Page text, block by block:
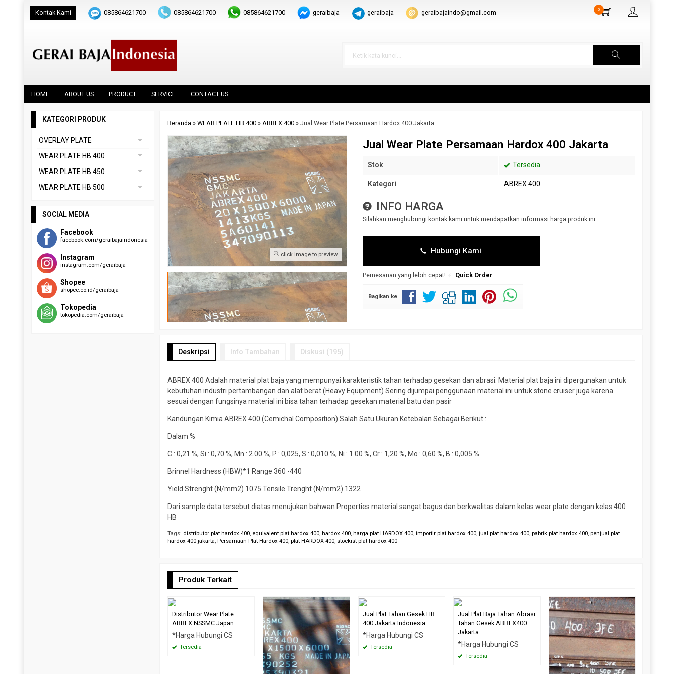
Kontak Kami 085864621700 085864621700 085864621700 geraibaja geraibaja geraibajaindo@gmail.com 0
HOME ABOUT US PRODUCT SERVICE CONTACT US
Beranda »WEAR PLATE HB 400 »ABREX 400 »Jual Wear Plate Persamaan Hardox 400 Jakarta
click image to preview
Jual Wear Plate Persamaan Hardox 400 Jakarta
Stok Tersedia
Kategori ABREX 400
INFO HARGA
Silahkan menghubungi kontak kami untuk mendapatkan informasi harga produk ini.
Hubungi Kami
Pemesanan yang lebih cepat! Quick Order
Bagikan ke
Deskripsi Info Tambahan Diskusi (195)
ABREX 400 Adalah material plat baja yang mempunyai karakteristik tahan terhadap gesekan dan abrasi. Material plat baja ini dipergunakan untuk
kebutuhan industri pertambangan dan alat berat (Heavy Equipment) Sering dijumpai penggunaan material ini untuk stone cruiser juga karena
sesuai dengan fungsinya material ini bisa tahan terhadap gesekan material batu dan pasir
Kandungan Kimia ABREX 400 (Cemichal Composition) Salah Satu Ukuran Ketebalan Sebagai Berikut :
Dalam %
C : 0,21 %, Si : 0,70 %, Mn : 2.00 %, P : 0,025, S : 0,010 %, Ni : 1.00 %, Cr : 1,20 %, Mo : 0,60 %, B : 0,005 %
Brinnel Hardness (HBW)*1 Range 360 -440
Yield Strenght (N/mm2) 1075 Tensile Trenght (N/mm2) 1322
Dari sample data tersebut diatas menujukan bahwan Properties material sangat bagus dan berkwalitas dalam kelas wear plate dengan kelas 400
HB
Tags: distributor plat hardox 400, equivalent plat hardox 400,hardox 400,harga plat HARDOX 400,importir plat hardox 400,jual plat hardox 400,pabrik plat hardox 400,penjual plat
hardox 400 jakarta,Persamaan Plat Hardox 400,plat HARDOX 400,stockist plat hardox 400
Produk Terkait
Distributor Wear Plate
ABREX NSSMC Japan
*Harga Hubungi CS
Tersedia
Jual Plat Tahan Gesek HB
400 Jakarta Indonesia
*Harga Hubungi CS
Tersedia
Jual Plat Baja Tahan Abrasi
Tahan Gesek ABREX400
Jakarta
*Harga Hubungi CS
Tersedia
KATEGORI PRODUK
OVERLAY PLATE
DAINOX
Uncategorized
VAUTID 100
WEAR PLATE HB 400
ABREX 400
CREUSABRO 4800
HARDOX 400
RAEX 400
SUMIHARD K400
SUMIHARD K450
WEAR PLATE HB 450
ABREX 450
WEAR PLATE HB 500
CREUSABRO 8000
EVERHARD C500
HARDOX 500
SUMIHARD K500
SOCIAL MEDIA
Facebook
facebook.com/geraibajaindonesia
Instagram
instagram.com/geraibaja
Shopee
shopee.co.id/geraibaja
Tokopedia
tokopedia.com/geraibaja